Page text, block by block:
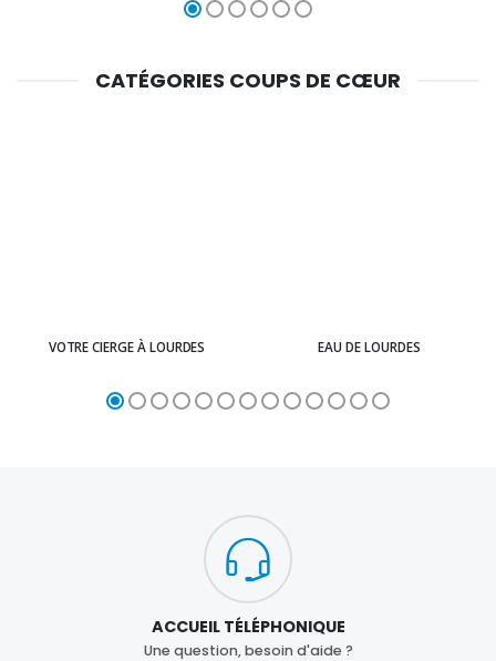
CATÉGORIES COUPS DE CŒUR
VOTRE CIERGE À LOURDES EAU DE LOURDES
ACCUEIL TÉLÉPHONIQUE
Une question, besoin d'aide ?